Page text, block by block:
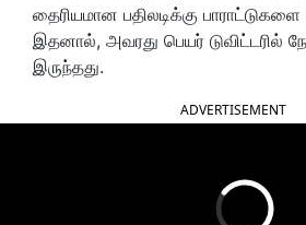
தைரியமான பதிலடிக்கு
இதனால், அவரது பெயர் டுவிட்டரில்
இருந்தது.
ADVERTISEMENT